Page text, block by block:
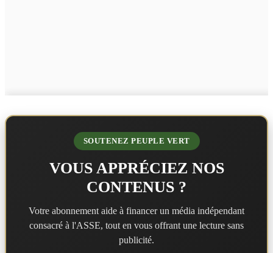
SOUTENEZ PEUPLE VERT
VOUS APPRÉCIEZ NOS
CONTENUS ?
Votre abonnement aide à financer un média indépendant
consacré à l'ASSE, tout en vous offrant une lecture sans
publicité.